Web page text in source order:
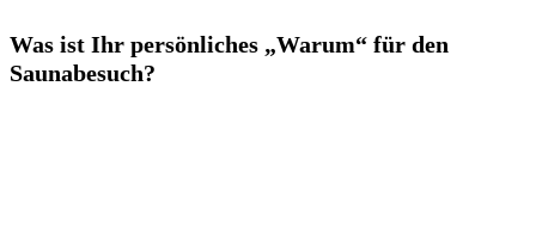
Was ist Ihr persönliches „Warum“ für den
Saunabesuch?